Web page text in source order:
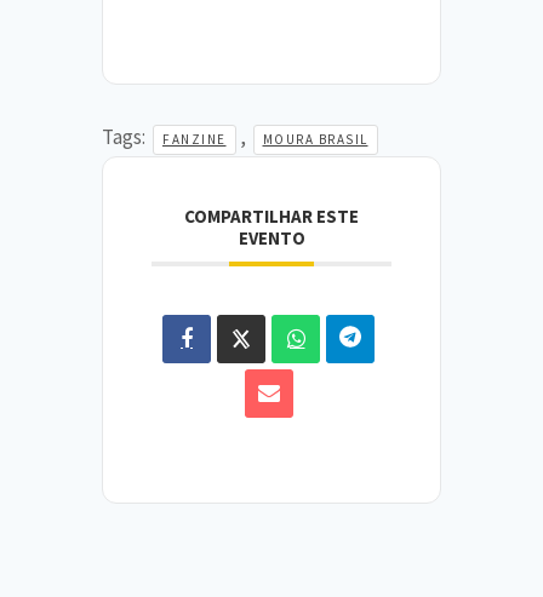
Tags: FANZINE , MOURA BRASIL
COMPARTILHAR ESTE
EVENTO